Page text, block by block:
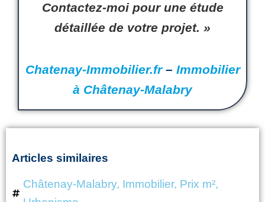
Contactez-moipour une étude
détaillée de votre projet. »
Chatenay-Immobilier.fr– Immobilier
à Châtenay-Malabry
Articles similaires
Châtenay-Malabry, Immobilier, Prix m²,